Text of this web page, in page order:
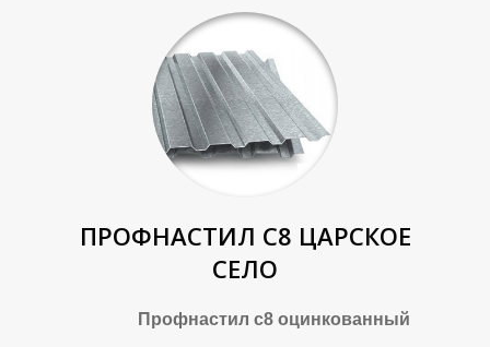
ПРОФНАСТИЛ С8 ЦАРСКОЕ
СЕЛО
Профнастил с8 оцинкованный